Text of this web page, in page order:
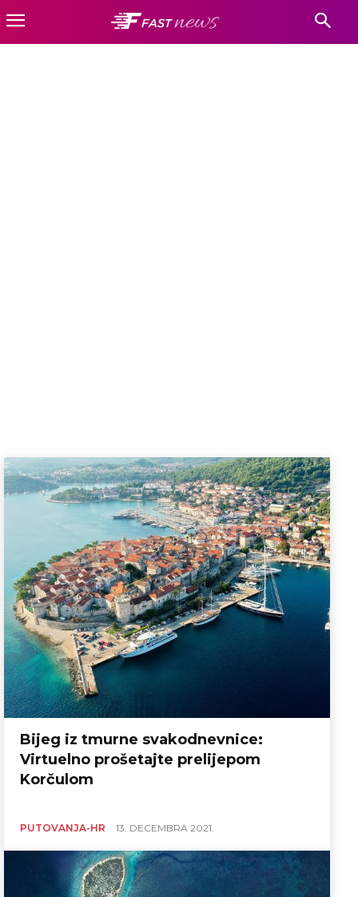
PUTOVANJA-HR
Bijeg iz tmurne svakodnevnice:
Virtuelno prošetajte prelijepom
Korčulom
PUTOVANJA-HR 13. DECEMBRA 2021.